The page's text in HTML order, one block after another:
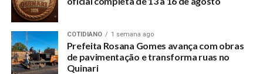
COTIDIANO 1 semana ago
Prefeita Rosana Gomes avança com obras
de pavimentação e transforma ruas no
Quinari